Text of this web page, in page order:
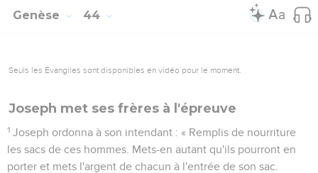
Genèse 44
Seuls les Évangiles sont disponibles en vidéo pour le moment.
Joseph met ses frères à l'épreuve
1 Joseph ordonna à son intendant : « Remplis de nourriture
les sacs de ces hommes. Mets-en autant qu'ils pourront en
porter et mets l'argent de chacun à l'entrée de son sac.